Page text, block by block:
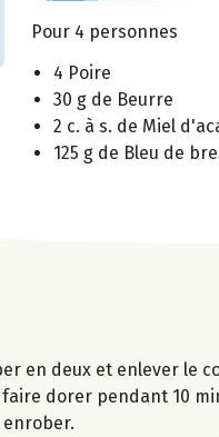
Pour 4 personnes
4 Poire
30 g de Beurre
2 c. à s. de Miel
125 g de Bleu de
en deux et enlever le
dorer pendant 10
enrober.